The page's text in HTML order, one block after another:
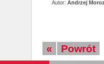
Autor: Andrzej
« Powrót